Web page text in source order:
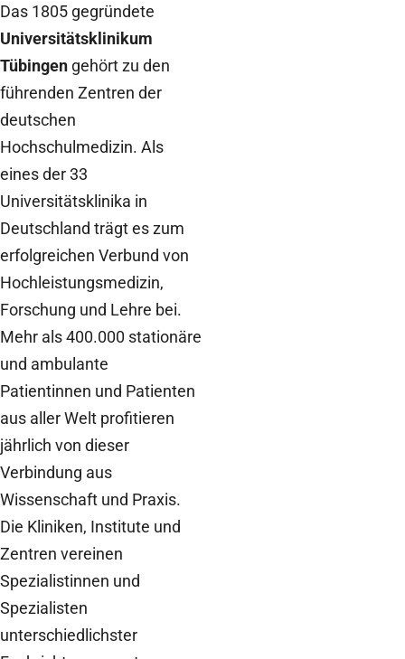
Das 1805 gegründete
Universitätsklinikum
Tübingen gehört zu den
führenden Zentren der
deutschen
Hochschulmedizin. Als
eines der 33
Universitätsklinika in
Deutschland trägt es zum
erfolgreichen Verbund von
Hochleistungsmedizin,
Forschung und Lehre bei.
Mehr als 400.000 stationäre
und ambulante
Patientinnen und Patienten
aus aller Welt profitieren
jährlich von dieser
Verbindung aus
Wissenschaft und Praxis.
Die Kliniken, Institute und
Zentren vereinen
Spezialistinnen und
Spezialisten
unterschiedlichster